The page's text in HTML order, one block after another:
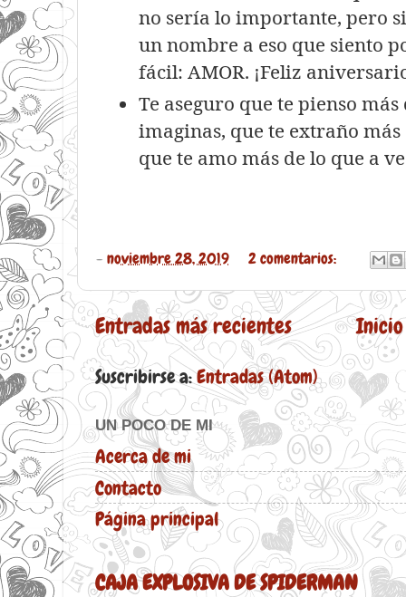
no sería lo importante, pero
un nombre a eso que siento
fácil: AMOR. ¡Feliz
Te aseguro que te pienso más
imaginas, que te extraño más
que te amo más de lo que a
- noviembre 28, 2019 2 comentarios:
Entradas más recientes Inicio
Suscribirse a:Entradas (Atom)
UN POCO DE MI
Acerca de mi
Contacto
Página principal
CAJA EXPLOSIVA DE SPIDERMAN